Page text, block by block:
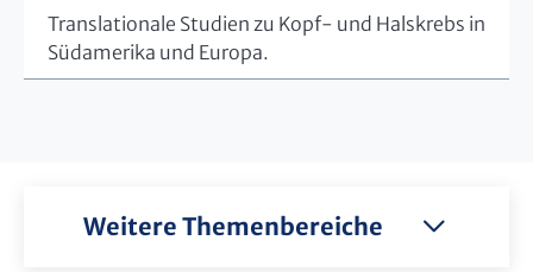
Translationale Studien zu Kopf- und Halskrebs in
Südamerika und Europa.
Weitere Themenbereiche